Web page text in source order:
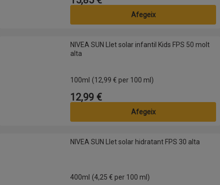
Afegeix
NIVEA SUN Llet solar infantil Kids FPS 50 molt alta
NIVEA SUN Llet solar infantil Kids FPS 50 molt
alta
100ml (12,99 € per 100 ml)
Preu
12,99 €
Afegeix
NIVEA SUN Llet solar hidratant FPS 30 altaNIVEA SUN Llet solar hidratant FPS 30 alta
400ml (4,25 € per 100 ml)